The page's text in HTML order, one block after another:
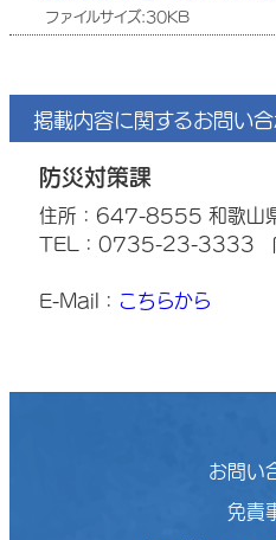
ファイルサイズ:30KB
掲載内容に関するお問い
防災対策課
住所：647-8555 和歌山
TEL：0735-23-3333
E-Mail： こちらから
お問い
免責